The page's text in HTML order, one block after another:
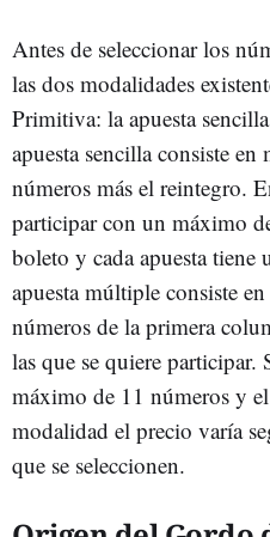
Antes de seleccionar los
las dos modalidades
Primitiva: la apuesta
apuesta sencilla consiste
números más el reintegro.
participar con un máximo
boleto y cada apuesta
apuesta múltiple consiste
números de la primera
las que se quiere participar.
máximo de 11 números y
modalidad el precio varía
que se seleccionen.